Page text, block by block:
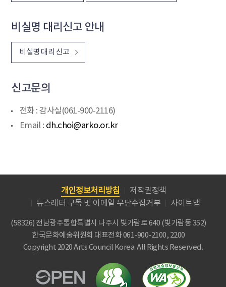
비실명 대리신고 안내
비실명 대리 신고
신고문의
전화 : 감사실(061-900-2116)
Email : dh.choi@arko.or.kr
개인정보처리방침
저작권정책
뉴스레터 구독 및 이메일 무단수집거부
사이트맵
(58326) 전남광주통합특별시 나주시 빛가람로 640 (빛가람동 352)
한국문화예술위원회 대표전화 061-900-2100, 2200
Copyright 2020 Arts Council Korea. All Rights Reserved.